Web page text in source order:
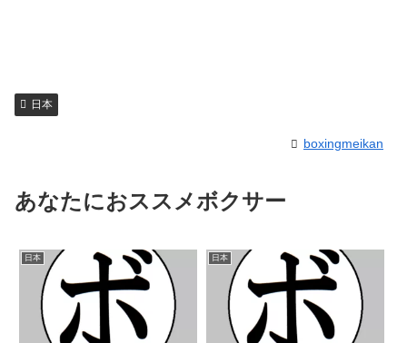
日本
boxingmeikan
あなたにおススメボクサー
日本 日本